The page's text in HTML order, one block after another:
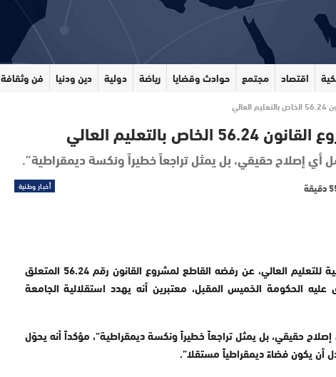
اقتصاد مجتمع حوادث وقضايا رياضة دولية دين ودنيا فن وثقافة
العالي
أي إصلاح حقيقي، بل يمثل تراجعاً خطيراً ونكسة ديمقراطية”.
أخبار وطنية
أعلن تيار الأساتذة الباحثين التقدميين داخل النقابة الوطنية للتعليم العالي، عن رفضه القاطع لمشروع القانون رقم 56.24 المتعلق
الحكومة الخميس المقبل، معتبرين أنه يهدد استقلالية الجامعة
حقيقي، بل يمثل تراجعاً خطيراً ونكسة ديمقراطية”، مؤكداً أنه يحوّل
أن يكون فضاءً ديمقراطياً مستقلا”.